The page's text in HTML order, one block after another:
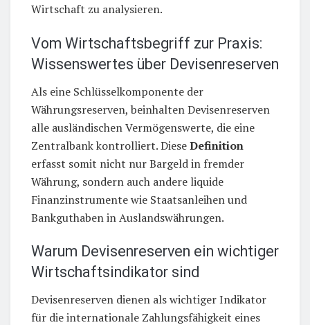
Wirtschaft zu analysieren.
Vom Wirtschaftsbegriff zur Praxis:
Wissenswertes über Devisenreserven
Als eine Schlüsselkomponente der
Währungsreserven, beinhalten Devisenreserven
alle ausländischen Vermögenswerte, die eine
Zentralbank kontrolliert. DieseDefinition
erfasst somit nicht nur Bargeld in fremder
Währung, sondern auch andere liquide
Finanzinstrumente wie Staatsanleihen und
Bankguthaben in Auslandswährungen.
Warum Devisenreserven ein wichtiger
Wirtschaftsindikator sind
Devisenreserven dienen als wichtiger Indikator
für die internationale Zahlungsfähigkeit eines